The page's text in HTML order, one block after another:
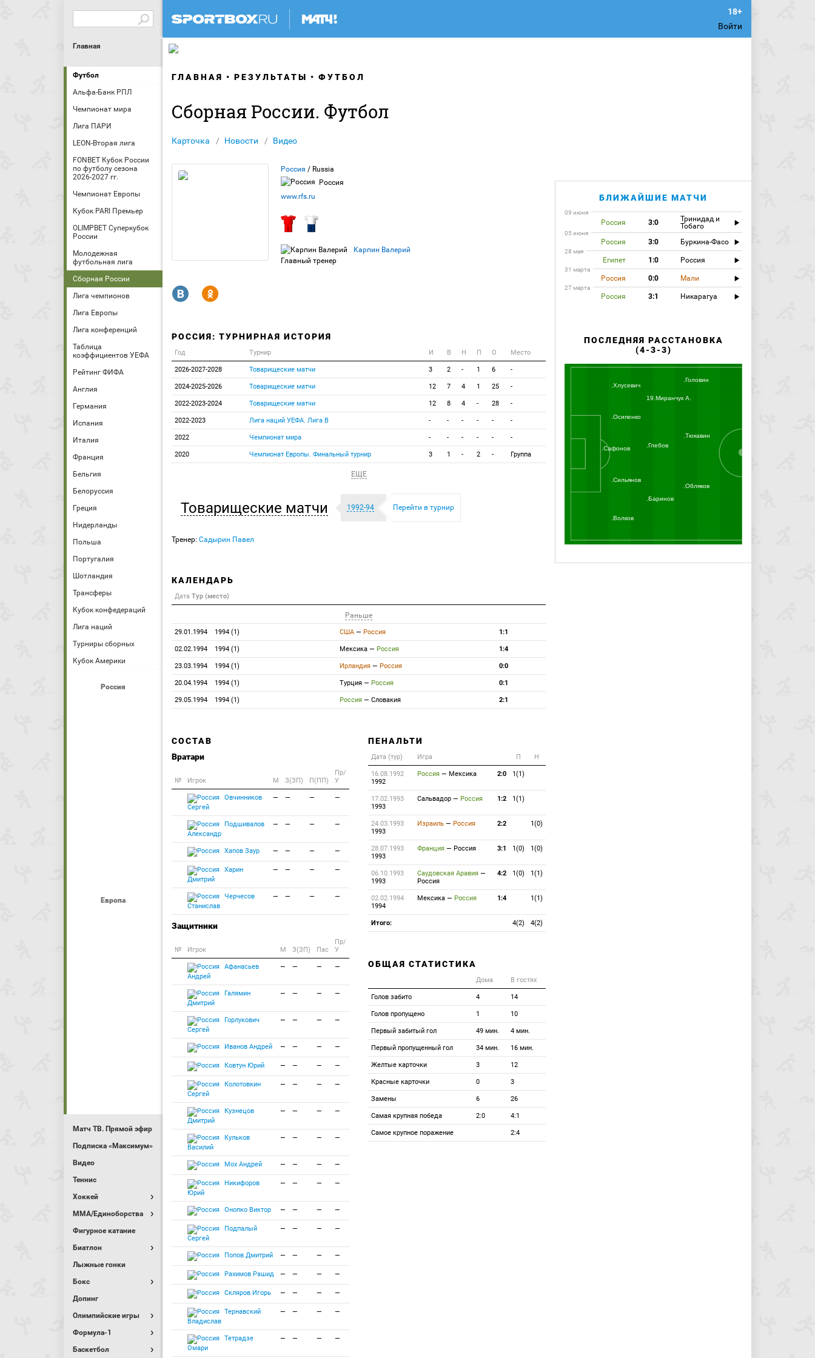
Войти
Главная
Футбол
Альфа-Банк РПЛ
Чемпионат мира
Лига ПАРИ
LEON-Вторая лига
FONBET Кубок России
по футболу сезона
2026-2027 гг.
Чемпионат Европы
Кубок PARI Премьер
OLIMPBET Суперкубок
России
Молодежная
футбольная лига
Сборная России
Лига чемпионов
Лига Европы
Лига конференций
Таблица
коэффициентов УЕФА
Рейтинг ФИФА
Англия
Германия
Испания
Италия
Франция
Бельгия
Белоруссия
Греция
Нидерланды
Польша
Португалия
Шотландия
Трансферы
Кубок конфедераций
Лига наций
Турниры сборных
Кубок Америки
Россия
Европа
Матч ТВ. Прямой эфир
Подписка «Максимум»
Видео
Теннис
Хоккей
MMA/Единоборства
Фигурное катание
Биатлон
Лыжные гонки
Бокс
Допинг
Олимпийские игры
Формула-1
Баскетбол
ГЛАВНАЯ РЕЗУЛЬТАТЫ ФУТБОЛ
Сборная России. Футбол
Карточка Новости Видео
Россия / Russia
Россия
www.rfs.ru
Карпин Валерий
Главный тренер
R Y
РОССИЯ: ТУРНИРНАЯ ИСТОРИЯ
Год Турнир И В Н П О Место
2026-2027-2028 Товарищеские матчи 3 2 - 1 6 -
2024-2025-2026 Товарищеские матчи 12 7 4 1 25 -
2022-2023-2024 Товарищеские матчи 12 8 4 - 28 -
2022-2023 Лига наций УЕФА. Лига B - - - - - -
2022 Чемпионат мира - - - - - -
2020 Чемпионат Европы. Финальный турнир 3 1 - 2 - Группа
ЕЩЕ
Товарищеские матчи 1992-94 Перейти в турнир
Тренер: Садырин Павел
КАЛЕНДАРЬ
Дата Тур (место)
Раньше
29.01.1994 1994 (1) США — Россия 1:1
02.02.1994 1994 (1) Мексика — Россия 1:4
23.03.1994 1994 (1) Ирландия — Россия 0:0
20.04.1994 1994 (1) Турция — Россия 0:1
29.05.1994 1994 (1) Россия — Словакия 2:1
СОСТАВ
Вратари
№ Игрок M З(ЗП) П(ПП)
Пр/
У
Овчинников
Сергей
— — — —
Подшивалов
Александр
— — — —
Хапов Заур — — — —
Харин
Дмитрий
— — — —
Черчесов
Станислав
— — — —
Защитники
№ Игрок M З(ЗП) Пас
Пр/
У
Афанасьев
Андрей
— — — —
Галямин
Дмитрий
— — — —
Горлукович
Сергей
— — — —
Иванов Андрей — — — —
Ковтун Юрий — — — —
Колотовкин
Сергей
— — — —
Кузнецов
Дмитрий
— — — —
Кульков
Василий
— — — —
Мох Андрей — — — —
Никифоров
Юрий
— — — —
Онопко Виктор — — — —
Подпалый
Сергей
— — — —
Попов Дмитрий — — — —
Рахимов Рашид — — — —
Скляров Игорь — — — —
Тернавский
Владислав
— — — —
Тетрадзе
Омари
— — — —
ПЕНАЛЬТИ
Дата (тур) Игра П Н
16.08.1992
1992
Россия — Мексика 2:0 1(1)
17.02.1993
1993
Сальвадор — Россия 1:2 1(1)
24.03.1993
1993
Израиль — Россия 2:2 1(0)
28.07.1993
1993
Франция — Россия 3:1 1(0) 1(0)
06.10.1993
1993
Саудовская Аравия —
Россия
4:2 1(0) 1(1)
02.02.1994
1994
Мексика — Россия 1:4 1(1)
Итого: 4(2) 4(2)
ОБЩАЯ СТАТИСТИКА
Дома В гостях
Голов забито 4 14
Голов пропущено 1 10
Первый забитый гол 49 мин. 4 мин.
Первый пропущенный гол 34 мин. 16 мин.
Желтые карточки 3 12
Красные карточки 0 3
Замены 6 26
Самая крупная победа 2:0 4:1
Самое крупное поражение 2:4
БЛИЖАЙШИЕ МАТЧИ
09 июня
Россия 3:0
Тринидад и
Тобаго
05 июня
Россия 3:0 Буркина-Фасо
28 мая
Египет 1:0 Россия
31 марта
Россия 0:0 Мали
27 марта
Россия 3:1 Никарагуа
ПОСЛЕДНЯЯ РАССТАНОВКА
(4-3-3)
.Баринов
.Волков
.Глебов
.Головин
19.Миранчук А.
.Обляков
.Осипенко
.Сафонов
.Сильянов
.Тюкавин
.Хлусевич